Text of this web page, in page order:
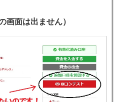
画面は出ません）